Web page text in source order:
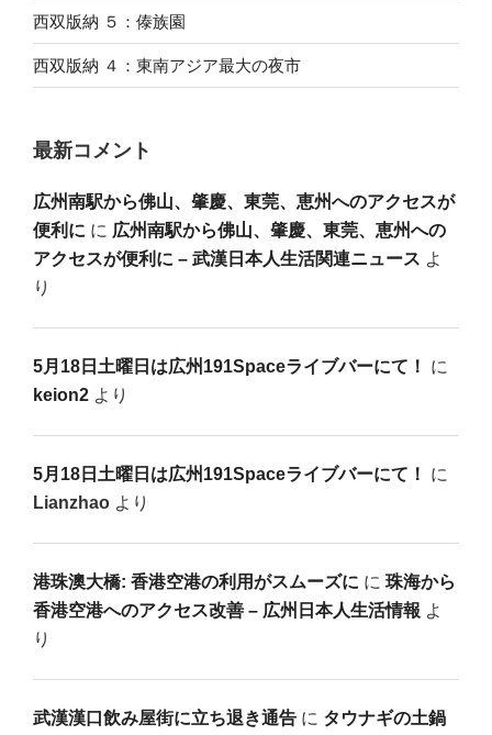
西双版納 ５：傣族園
西双版納 ４：東南アジア最大の夜市
最新コメント
広州南駅から佛山、肇慶、東莞、恵州へのアクセスが
便利に に 広州南駅から佛山、肇慶、東莞、恵州への
アクセスが便利に – 武漢日本人生活関連ニュース よ
り
5月18日土曜日は広州191Spaceライブバーにて！
に
keion2 より
5月18日土曜日は広州191Spaceライブバーにて！
に
Lianzhao より
港珠澳大橋: 香港空港の利用がスムーズに に 珠海から
香港空港へのアクセス改善 – 広州日本人生活情報 よ
り
武漢漢口飲み屋街に立ち退き通告 に タウナギの土鍋